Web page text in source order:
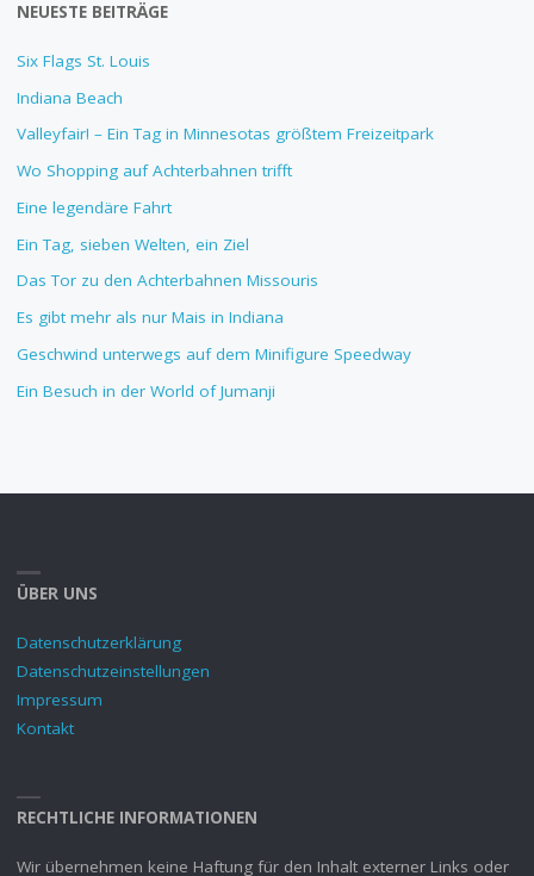
NEUESTE BEITRÄGE
Six Flags St. Louis
Indiana Beach
Valleyfair! – Ein Tag in Minnesotas größtem Freizeitpark
Wo Shopping auf Achterbahnen trifft
Eine legendäre Fahrt
Ein Tag, sieben Welten, ein Ziel
Das Tor zu den Achterbahnen Missouris
Es gibt mehr als nur Mais in Indiana
Geschwind unterwegs auf dem Minifigure Speedway
Ein Besuch in der World of Jumanji
ÜBER UNS
Datenschutzerklärung
Datenschutzeinstellungen
Impressum
Kontakt
RECHTLICHE INFORMATIONEN
Wir übernehmen keine Haftung für den Inhalt externer Links oder